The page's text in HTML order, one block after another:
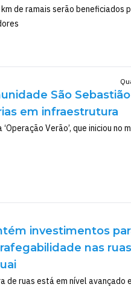
de ramais serão beneficiados
São
em infraestrutura
Verão’, que iniciou no
investimentos
nas
de ruas está em nível avançado